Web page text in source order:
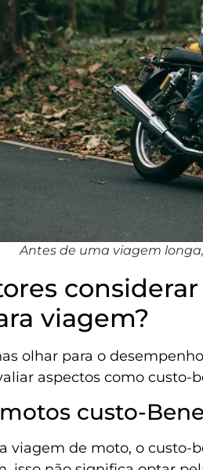
Antes de uma viagem
viagem?​
olhar para o
aspectos como custo-
custo-
viagem de moto, o custo-